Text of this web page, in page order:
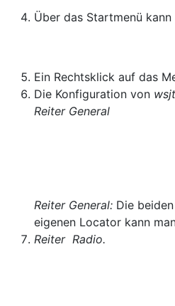
Über das Startmenü kann
Ein Rechtsklick auf das
Die Konfiguration von
Reiter General
Reiter General: Die
eigenen Locator kann
Reiter Radio.